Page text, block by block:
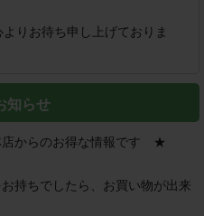
りお待ち申し上げておりま
知らせ
からのお得な情報です　★
持ちでしたら、お買い物が出来